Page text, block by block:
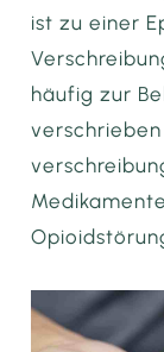
ist zu einer
häufig zur